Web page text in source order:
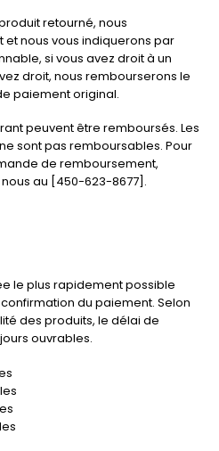
retourné, nous
et nous vous indiquerons par
si vous avez droit à un
droit, nous rembourserons le
paiement original.
peuvent être remboursés. Les
sont pas remboursables. Pour
de remboursement,
au [450-623-8677].
le plus rapidement possible
du paiement. Selon
des produits, le délai de
ouvrables.